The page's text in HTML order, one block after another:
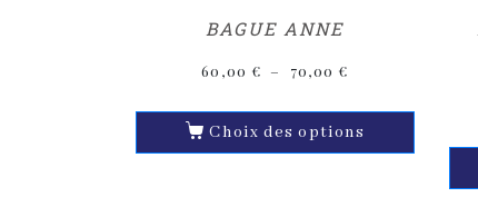
BAGUE ANNE
60,00 € – 70,00 €
Choix des options